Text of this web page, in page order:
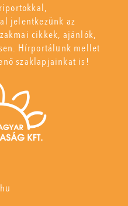
jelentkezünk az
cikkek, ajánlók,
Hírportálunk mellet
szaklapjainkat is!